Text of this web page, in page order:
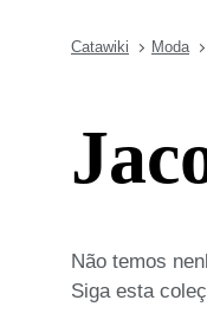
Catawiki Moda
Não temos
Siga esta